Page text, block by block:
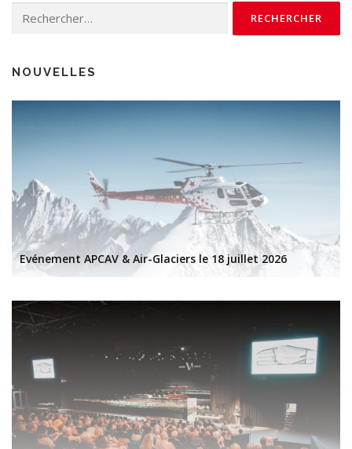
NOUVELLES
Evénement APCAV & Air-Glaciers le 18 juillet 2026